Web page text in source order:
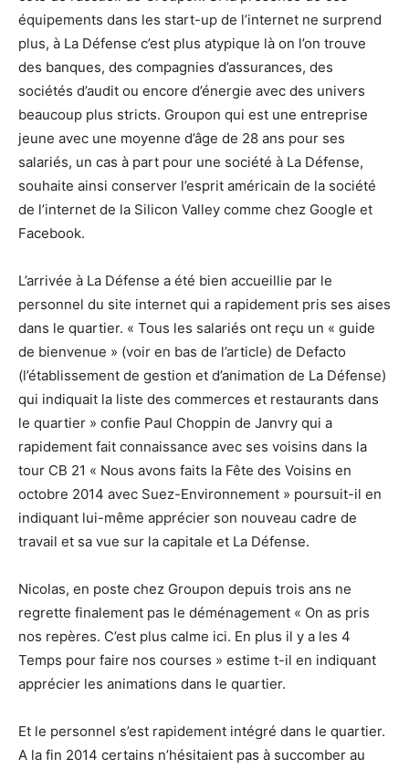
équipements dans les start-up de l’internet ne surprend
plus, à La Défense c’est plus atypique là on l’on trouve
des banques, des compagnies d’assurances, des
sociétés d’audit ou encore d’énergie avec des univers
beaucoup plus stricts. Groupon qui est une entreprise
jeune avec une moyenne d’âge de 28 ans pour ses
salariés, un cas à part pour une société à La Défense,
souhaite ainsi conserver l’esprit américain de la société
de l’internet de la Silicon Valley comme chez Google et
Facebook.
L’arrivée à La Défense a été bien accueillie par le
personnel du site internet qui a rapidement pris ses aises
dans le quartier. « Tous les salariés ont reçu un « guide
de bienvenue » (voir en bas de l’article) de Defacto
(l’établissement de gestion et d’animation de La Défense)
qui indiquait la liste des commerces et restaurants dans
le quartier » confie Paul Choppin de Janvry qui a
rapidement fait connaissance avec ses voisins dans la
tour CB 21 « Nous avons faits la Fête des Voisins en
octobre 2014 avec Suez-Environnement » poursuit-il en
indiquant lui-même apprécier son nouveau cadre de
travail et sa vue sur la capitale et La Défense.
Nicolas, en poste chez Groupon depuis trois ans ne
regrette finalement pas le déménagement « On as pris
nos repères. C’est plus calme ici. En plus il y a les 4
Temps pour faire nos courses » estime t-il en indiquant
apprécier les animations dans le quartier.
Et le personnel s’est rapidement intégré dans le quartier.
A la fin 2014 certains n’hésitaient pas à succomber au